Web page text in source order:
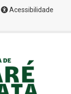
Acessibilidade